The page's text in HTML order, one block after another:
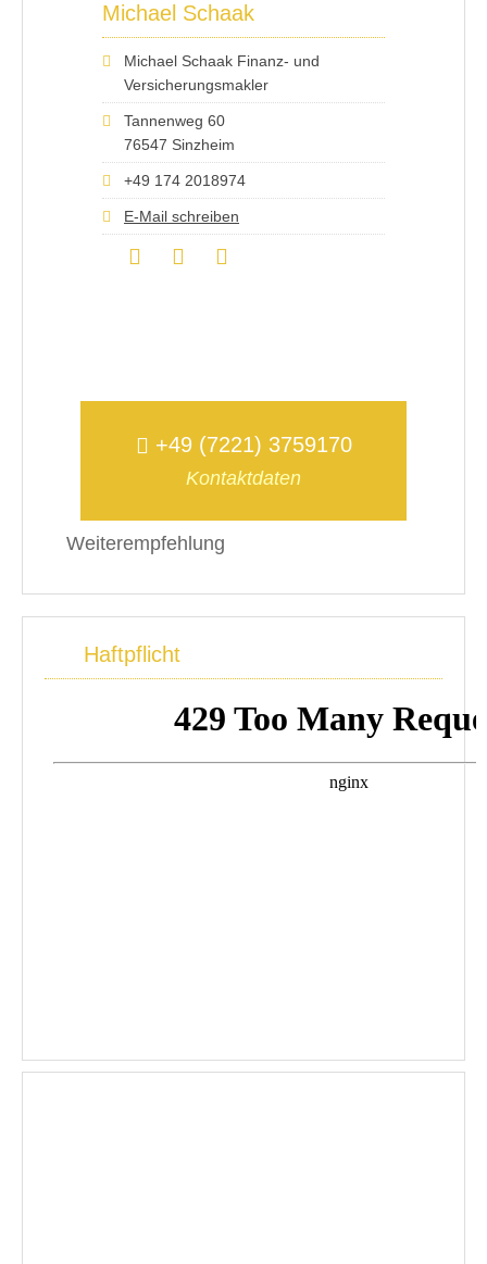
Michael Schaak
Michael Schaak Finanz- und
Versicherungsmakler
Tannenweg 60
76547 Sinzheim
+49 174 2018974
E-Mail schreiben
+49 (7221) 3759170
Kontaktdaten
Weiterempfehlung
Haftpflicht